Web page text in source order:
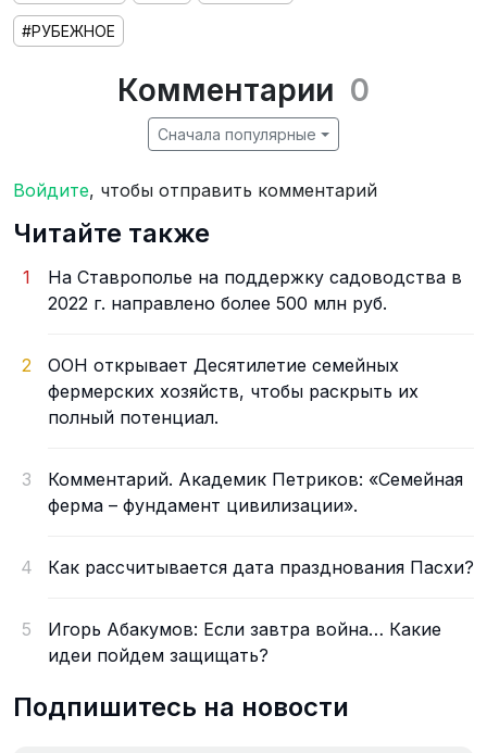
#РУБЕЖНОЕ
Комментарии 0
Сначала популярные
Войдите, чтобы отправить комментарий
Читайте также
1
На Ставрополье на поддержку садоводства в
2022 г. направлено более 500 млн руб.
2
ООН открывает Десятилетие семейных
фермерских хозяйств, чтобы раскрыть их
полный потенциал.
3
Комментарий. Академик Петриков: «Семейная
ферма – фундамент цивилизации».
4 Как рассчитывается дата празднования Пасхи?
5
Игорь Абакумов: Если завтра война… Какие
идеи пойдем защищать?
Подпишитесь на новости